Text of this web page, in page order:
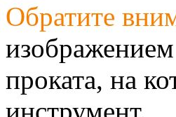
Обратите
проката, на
инструмент.